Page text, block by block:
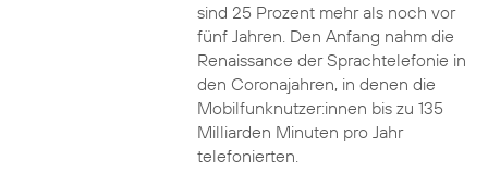
sind 25 Prozent mehr als noch vor
fünf Jahren. Den Anfang nahm die
Renaissance der Sprachtelefonie in
den Coronajahren, in denen die
Mobilfunknutzer:innen bis zu 135
Milliarden Minuten pro Jahr
telefonierten.